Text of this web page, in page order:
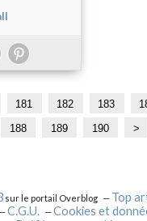
181 182 183
188 189 190
2
>
sur le portail Overblog Top
C.G.U.
Cookies et